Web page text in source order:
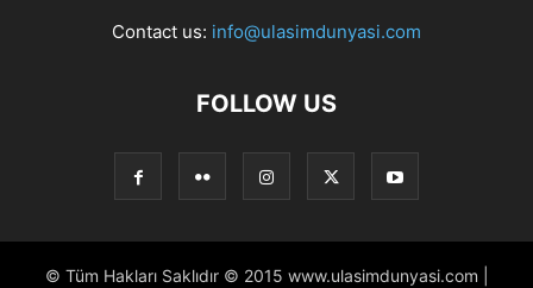
Contact us: info@ulasimdunyasi.com
FOLLOW US
© Tüm Hakları Saklıdır © 2015 www.ulasimdunyasi.com |